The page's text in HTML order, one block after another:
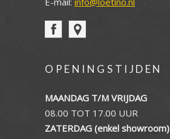
OPENINGSTIJDEN
MAANDAG T/M VRIJDAG
08.00 TOT 17.00 UUR
ZATERDAG (enkel showroom)